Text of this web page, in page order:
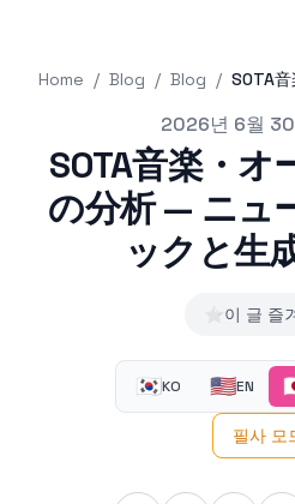
Home / Blog / Blog /
2026년 6월
SOTA音楽・オ
の分析 — ニュ
ックと生
⭐이 글 즐
🇰🇷KO 🇺🇸EN
필사 모